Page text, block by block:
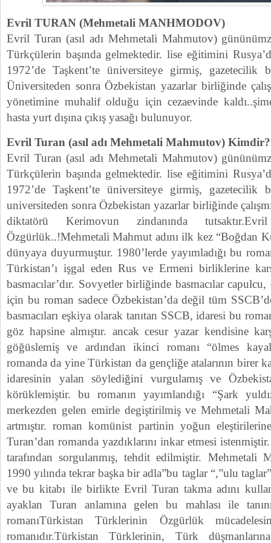
Evril TURAN (Mehmetali MANHMODOV)
Evril Turan (asıl adı Mehmetali Mahmutov)
Türkçülerin başında gelmektedir. lise eğitimini
1972’de Taşkent’te üniversiteye girmiş, gazetecilik
Üniversiteden sonra Özbekistan yazarlar birliğinde
yönetimine muhalif olduğu için cezaevinde
hasta yurt dışına çıkış yasağı bulunuyor.
Evril Turan (asıl adı Mehmetali Mahmutov) Kimdir?
Evril Turan (asıl adı Mehmetali Mahmutov)
Türkçülerin başında gelmektedir. lise eğitimini
1972’de Taşkent’te üniversiteye girmiş, gazetecilik
universiteden sonra Özbekistan yazarlar birliğinde
diktatörü Kerimovun zindanında
Özgürlük..!Mehmetali Mahmut adını ilk kez “Boğdan
dünyaya duyurmuştur. 1980’lerde yayımladığı bu
Türkistan’ı işgal eden Rus ve Ermeni birliklerine
basmacılar’dır. Sovyetler birliğinde basmacılar
için bu roman sadece Özbekistan’da değil tüm
basmacıları eşkiya olarak tanıtan SSCB, idaresi bu
göz hapsine almıştır. ancak cesur yazar kendisine
göğüslemiş ve ardından ikinci romanı “ölmes
romanda da yine Türkistan da gençliğe atalarının birer
idaresinin yalan söylediğini vurgulamış ve
körüklemiştir. bu romanın yayımlandığı “Şark
merkezden gelen emirle degiştirilmiş ve Mehmetali
artmıştır. roman komünist partinin yoğun
Turan’dan romanda yazdıklarını inkar etmesi
tarafından sorgulanmış, tehdit edilmiştir. Mehmetali
1990 yılında tekrar başka bir adla”bu taglar “,”ulu
ve bu kitabı ile birlikte Evril Turan takma adını
ayaklan Turan anlamına gelen bu mahlası ile
romanıTürkistan Türklerinin Özgürlük
romanıdır.Türkistan Türklerinin, Türk